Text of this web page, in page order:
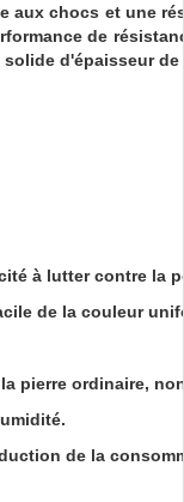
aux chocs et une
de
d'épaisseur de
à lutter contre la
de la couleur
pierre ordinaire,
de la